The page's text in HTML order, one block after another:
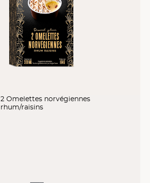
2 Omelettes norvégiennes
rhum/raisins